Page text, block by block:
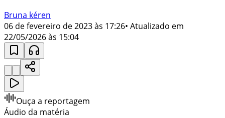
Bruna kéren
06 de fevereiro de 2023 às 17:26• Atualizado em
22/05/2026 às 15:04
Ouça a reportagem
Áudio da matéria